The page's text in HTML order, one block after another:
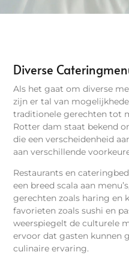
Diverse
Als het gaat om diverse
zijn er tal van
traditionele gerechten tot
Rotter dam staat bekend
die een verscheidenheid
aan verschillende
Restaurants en
een breed scala aan
gerechten zoals haring
favorieten zoals sushi en
weerspiegelt de culturele
ervoor dat gasten kunnen
culinaire ervaring.